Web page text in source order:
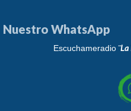
Nuestro WhatsApp
Escuchameradio